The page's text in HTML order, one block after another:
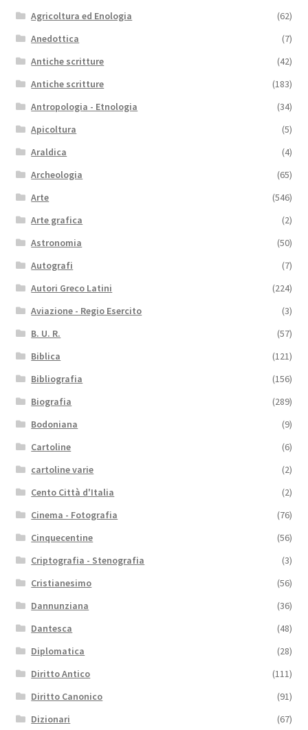
Agricoltura ed Enologia
(62)
Anedottica
(7)
Antiche scritture
(42)
Antiche scritture
(183)
Antropologia - Etnologia
(34)
Apicoltura
(5)
Araldica
(4)
Archeologia
(65)
Arte
(546)
Arte grafica
(2)
Astronomia
(50)
Autografi
(7)
Autori Greco Latini
(224)
Aviazione - Regio Esercito
(3)
B. U. R.
(57)
Biblica
(121)
Bibliografia
(156)
Biografia
(289)
Bodoniana
(9)
Cartoline
(6)
cartoline varie
(2)
Cento Città d'Italia
(2)
Cinema - Fotografia
(76)
Cinquecentine
(56)
Criptografia - Stenografia
(3)
Cristianesimo
(56)
Dannunziana
(36)
Dantesca
(48)
Diplomatica
(28)
Diritto Antico
(111)
Diritto Canonico
(91)
Dizionari
(67)